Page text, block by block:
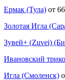
Ермак (Тула) от
Золотая Игла
Зувей+ (Zuvei)
Ивановский
Игла (Смоленск)